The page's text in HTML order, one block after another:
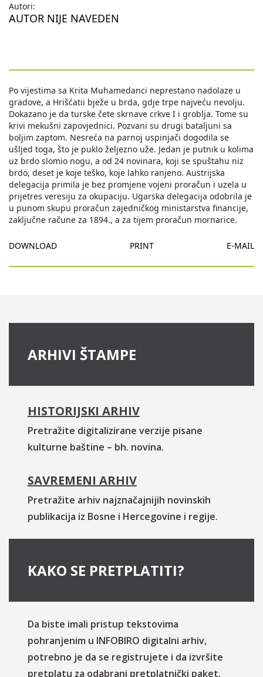
Autori:
AUTOR NIJE NAVEDEN
Po vijestima sa Krita Muhamedanci neprestano nadolaze u
gradove, a Hrišćatii bježe u brda, gdje trpe najveću nevolju.
Dokazano je da turske čete skrnave crkve I i groblja. Tome su
krivi mekušni zapovjednici. Pozvani su drugi bataljuni sa
boljim zaptom. Nesreća na parnoj uspinjači dogodila se
ušljed toga, što je puklo željezno uže. Jedan je putnik u kolima
uz brdo slomio nogu, a od 24 novinara, koji se spuštahu niz
brdo, deset je koje teško, koje lahko ranjeno. Austrijska
delegacija primila je bez promjene vojeni proračun i uzela u
prijetres veresiju za okupaciju. Ugarska delegacija odobrila je
u punom skupu proračun zajedničkog ministarstva financije,
zaključne račune za 1894., a za tijem proračun mornarice.
DOWNLOAD PRINT E-MAIL
ARHIVI ŠTAMPE
HISTORIJSKI ARHIV
Pretražite digitalizirane verzije pisane
kulturne baštine – bh. novina.
SAVREMENI ARHIV
Pretražite arhiv najznačajnijih novinskih
publikacija iz Bosne i Hercegovine i regije.
KAKO SE PRETPLATITI?
Da biste imali pristup tekstovima
pohranjenim u INFOBIRO digitalni arhiv,
potrebno je da se registrujete i da izvršite
pretplatu za odabrani pretplatnički paket.